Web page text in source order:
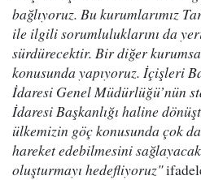
bağlıyoruz. Bu kurumlarımız
ile ilgili sorumluluklarını da
sürdürecektir. Bir diğer
konusunda yapıyoruz. İçişleri
İdaresi Genel Müdürlüğü’nün
İdaresi Başkanlığı haline
ülkemizin göç konusunda çok
hareket edebilmesini
oluşturmayı hedefliyoruz"